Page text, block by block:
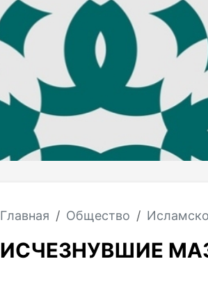
Главная Общество
ИСЧЕЗНУВШИЕ